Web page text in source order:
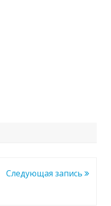
Следующая запись